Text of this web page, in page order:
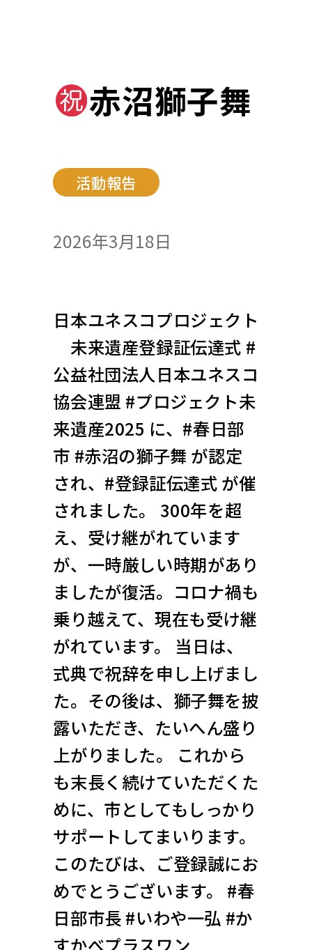
赤沼獅子舞
活動報告
2026年3月18日
日本ユネスコプロジェクト
未来遺産登録証伝達式 #
公益社団法人日本ユネスコ
協会連盟 #プロジェクト未
来遺産2025 に、#春日部
市 #赤沼の獅子舞 が認定
され、#登録証伝達式 が催
されました。 300年を超
え、受け継がれています
が、一時厳しい時期があり
ましたが復活。コロナ禍も
乗り越えて、現在も受け継
がれています。 当日は、
式典で祝辞を申し上げまし
た。その後は、獅子舞を披
露いただき、たいへん盛り
上がりました。 これから
も末長く続けていただくた
めに、市としてもしっかり
サポートしてまいります。
このたびは、ご登録誠にお
めでとうございます。 #春
日部市長 #いわや一弘 #か
すかべプラスワン